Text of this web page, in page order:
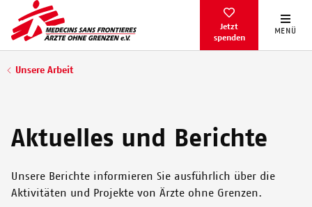
zum
Inhalt
Jetzt
spenden
MENÜ
Pfadnavigation
Unsere Arbeit
Aktuelles und Berichte
Unsere Berichte informieren Sie ausführlich über die
Aktivitäten und Projekte von Ärzte ohne Grenzen.